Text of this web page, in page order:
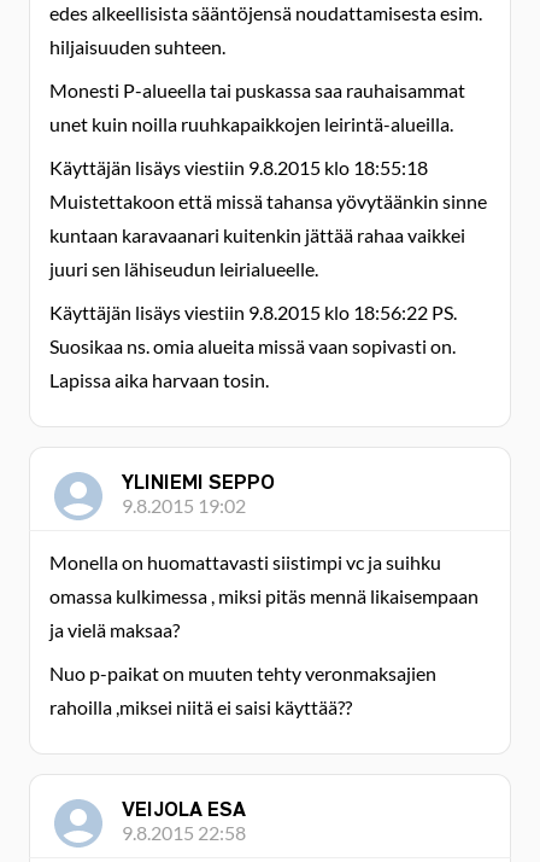
edes alkeellisista sääntöjensä noudattamisesta esim.
hiljaisuuden suhteen.
Monesti P-alueella tai puskassa saa rauhaisammat
unet kuin noilla ruuhkapaikkojen leirintä-alueilla.
Käyttäjän lisäys viestiin 9.8.2015 klo 18:55:18
Muistettakoon että missä tahansa yövytäänkin sinne
kuntaan karavaanari kuitenkin jättää rahaa vaikkei
juuri sen lähiseudun leirialueelle.
Käyttäjän lisäys viestiin 9.8.2015 klo 18:56:22 PS.
Suosikaa ns. omia alueita missä vaan sopivasti on.
Lapissa aika harvaan tosin.
YLINIEMI SEPPO
9.8.2015 19:02
Monella on huomattavasti siistimpi vc ja suihku
omassa kulkimessa , miksi pitäs mennä likaisempaan
ja vielä maksaa?
Nuo p-paikat on muuten tehty veronmaksajien
rahoilla ,miksei niitä ei saisi käyttää??
VEIJOLA ESA
9.8.2015 22:58